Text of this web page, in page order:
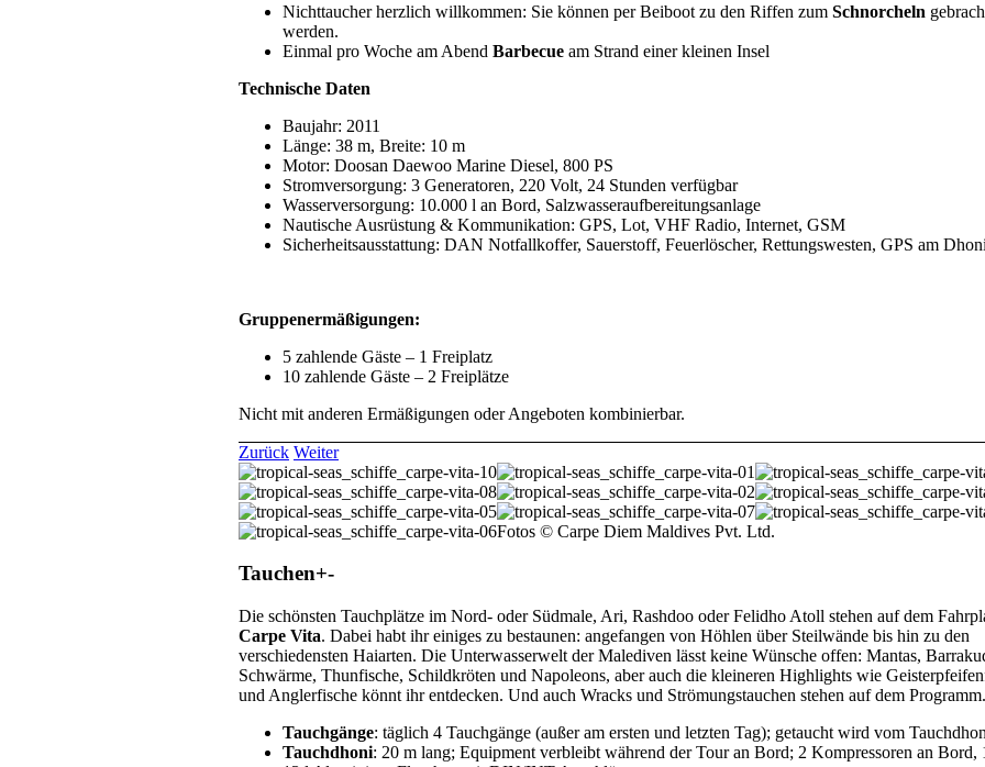
Nichttaucher herzlich willkommen: Sie können per Beiboot zu den Riffen zum Schnorcheln
werden.
Einmal pro Woche am Abend Barbecue am Strand einer kleinen Insel
Technische Daten
Baujahr: 2011
Länge: 38 m, Breite: 10 m
Motor: Doosan Daewoo Marine Diesel, 800 PS
Stromversorgung: 3 Generatoren, 220 Volt, 24 Stunden verfügbar
Wasserversorgung: 10.000 l an Bord, Salzwasseraufbereitungsanlage
Nautische Ausrüstung & Kommunikation: GPS, Lot, VHF Radio, Internet, GSM
Sicherheitsausstattung: DAN Notfallkoffer, Sauerstoff, Feuerlöscher, Rettungswesten, GPS am Dhoni
Gruppenermäßigungen:
5 zahlende Gäste – 1 Freiplatz
10 zahlende Gäste – 2 Freiplätze
Nicht mit anderen Ermäßigungen oder Angeboten kombinierbar.
Zurück Weiter
Fotos © Carpe Diem Maldives Pvt. Ltd.
Tauchen+-
Die schönsten Tauchplätze im Nord- oder Südmale, Ari, Rashdoo oder Felidho Atoll stehen auf dem
Carpe Vita. Dabei habt ihr einiges zu bestaunen: angefangen von Höhlen über Steilwände bis hin zu den
verschiedensten Haiarten. Die Unterwasserwelt der Malediven lässt keine Wünsche offen: Mantas,
Schwärme, Thunfische, Schildkröten und Napoleons, aber auch die kleineren Highlights wie
und Anglerfische könnt ihr entdecken. Und auch Wracks und Strömungstauchen stehen auf dem Programm.
Tauchgänge: täglich 4 Tauchgänge (außer am ersten und letzten Tag); getaucht wird vom
Tauchdhoni: 20 m lang; Equipment verbleibt während der Tour an Bord; 2 Kompressoren an Bord,